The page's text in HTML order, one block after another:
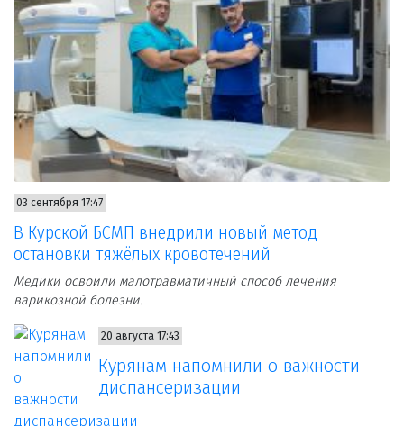
03 сентября 17:47
В Курской БСМП внедрили новый метод
остановки тяжёлых кровотечений
Медики освоили малотравматичный способ лечения
варикозной болезни.
20 августа 17:43
Курянам напомнили о важности
диспансеризации